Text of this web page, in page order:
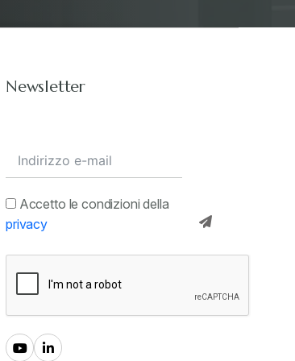
Newsletter
Accetto le condizioni della
privacy